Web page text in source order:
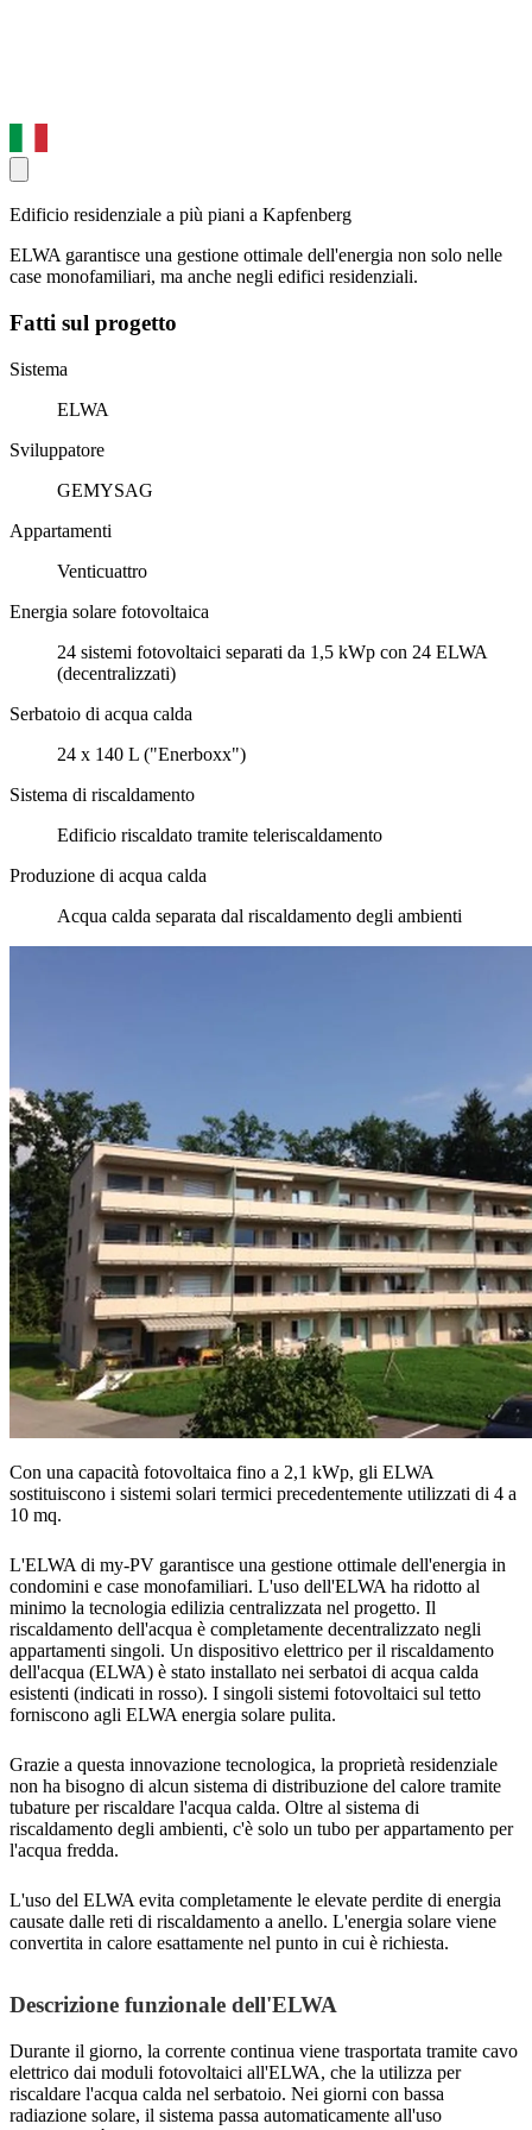
Edificio residenziale a più piani a Kapfenberg
ELWA garantisce una gestione ottimale dell'energia non solo nelle
case monofamiliari, ma anche negli edifici residenziali.
Fatti sul progetto
Sistema
ELWA
Sviluppatore
GEMYSAG
Appartamenti
Venticuattro
Energia solare fotovoltaica
24 sistemi fotovoltaici separati da 1,5 kWp con 24 ELWA
(decentralizzati)
Serbatoio di acqua calda
24 x 140 L ("Enerboxx")
Sistema di riscaldamento
Edificio riscaldato tramite teleriscaldamento
Produzione di acqua calda
Acqua calda separata dal riscaldamento degli ambienti
Con una capacità fotovoltaica fino a 2,1 kWp, gli ELWA
sostituiscono i sistemi solari termici precedentemente utilizzati di 4 a
10 mq.
L'ELWA di my-PV garantisce una gestione ottimale dell'energia in
condomini e case monofamiliari. L'uso dell'ELWA ha ridotto al
minimo la tecnologia edilizia centralizzata nel progetto. Il
riscaldamento dell'acqua è completamente decentralizzato negli
appartamenti singoli. Un dispositivo elettrico per il riscaldamento
dell'acqua (ELWA) è stato installato nei serbatoi di acqua calda
esistenti (indicati in rosso). I singoli sistemi fotovoltaici sul tetto
forniscono agli ELWA energia solare pulita.
Grazie a questa innovazione tecnologica, la proprietà residenziale
non ha bisogno di alcun sistema di distribuzione del calore tramite
tubature per riscaldare l'acqua calda. Oltre al sistema di
riscaldamento degli ambienti, c'è solo un tubo per appartamento per
l'acqua fredda.
L'uso del ELWA evita completamente le elevate perdite di energia
causate dalle reti di riscaldamento a anello. L'energia solare viene
convertita in calore esattamente nel punto in cui è richiesta.
Descrizione funzionale dell'ELWA
Durante il giorno, la corrente continua viene trasportata tramite cavo
elettrico dai moduli fotovoltaici all'ELWA, che la utilizza per
riscaldare l'acqua calda nel serbatoio. Nei giorni con bassa
radiazione solare, il sistema passa automaticamente all'uso